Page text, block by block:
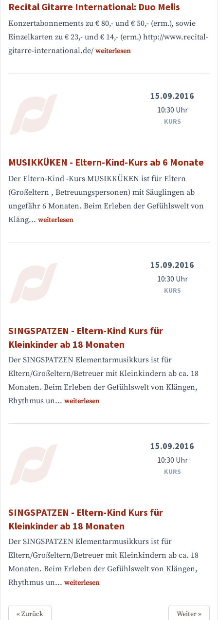
Recital Gitarre International: Duo Melis
Konzertabonnements zu € 80,- und € 50,- (erm.), sowie
Einzelkarten zu € 23,- und € 14,- (erm.) http://www.recital-
gitarre-international.de/ weiterlesen
15.09.2016
10:30 Uhr
KURS
MUSIKKÜKEN - Eltern-Kind-Kurs ab 6 Monate
Der Eltern-Kind -Kurs MUSIKKÜKEN ist für Eltern
(Großeltern , Betreuungspersonen) mit Säuglingen ab
ungefähr 6 Monaten. Beim Erleben der Gefühlswelt von
Kläng... weiterlesen
15.09.2016
10:30 Uhr
KURS
SINGSPATZEN - Eltern-Kind Kurs für
Kleinkinder ab 18 Monaten
Der SINGSPATZEN Elementarmusikkurs ist für
Eltern/Großeltern/Betreuer mit Kleinkindern ab ca. 18
Monaten. Beim Erleben der Gefühlswelt von Klängen,
Rhythmus un... weiterlesen
15.09.2016
10:30 Uhr
KURS
SINGSPATZEN - Eltern-Kind Kurs für
Kleinkinder ab 18 Monaten
Der SINGSPATZEN Elementarmusikkurs ist für
Eltern/Großeltern/Betreuer mit Kleinkindern ab ca. 18
Monaten. Beim Erleben der Gefühlswelt von Klängen,
Rhythmus un... weiterlesen
« Zurück Weiter »